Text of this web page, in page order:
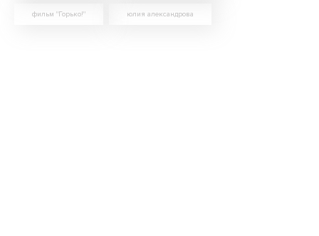
фильм "Горько!" юлия александрова